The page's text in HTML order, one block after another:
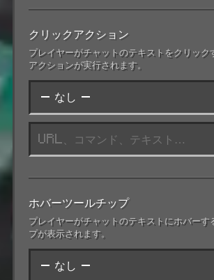
クリックアクション
プレイヤーがチャットのテキストをクリック
アクションが実行されます。
ホバーツールチップ
プレイヤーがチャットのテキストにホバーす
プが表示されます。